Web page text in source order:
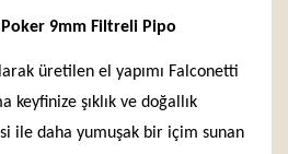
9mm Filtreli Pipo
üretilen el yapımı Falconetti
keyfinize şıklık ve doğallık
ile daha yumuşak bir içim sunan